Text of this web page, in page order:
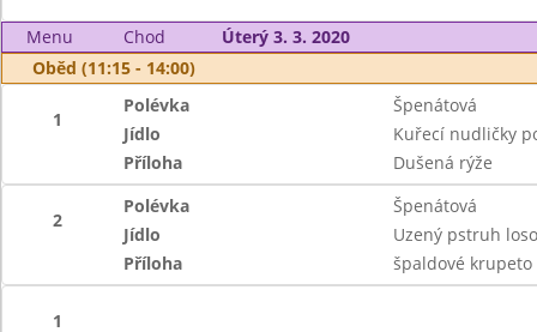
Menu Chod
Úterý 3. 3. 2020
Oběd (11:15 - 14:00)
1
Polévka
Špenátová
Jídlo
Kuřecí nudličky
Příloha
Dušená rýže
2
Polévka
Špenátová
Jídlo
Uzený pstruh
Příloha
špaldové krupeto
1